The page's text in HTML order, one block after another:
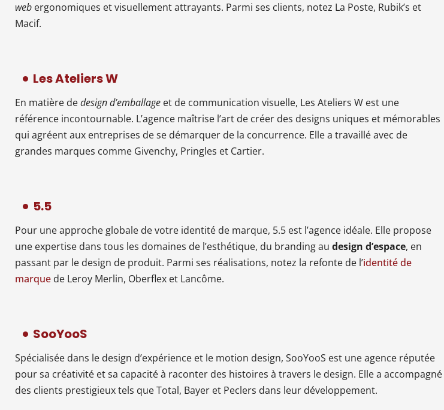
web ergonomiques et visuellement attrayants. Parmi ses clients, notez La Poste, Rubik’s et
Macif.
Les Ateliers W
En matière dedesign d’emballage et de communication visuelle, Les Ateliers W est une
référence incontournable. L’agence maîtrise l’art de créer des designs uniques et mémorables
qui agréent aux entreprises de se démarquer de la concurrence. Elle a travaillé avec de
grandes marques comme Givenchy, Pringles et Cartier.
5.5
Pour une approche globale de votre identité de marque, 5.5 est l’agence idéale. Elle propose
une expertise dans tous les domaines de l’esthétique, du branding au design d’espace, en
passant par le design de produit. Parmi ses réalisations, notez la refonte de l’identité de
marque de Leroy Merlin, Oberflex et Lancôme.
SooYooS
Spécialisée dans le design d’expérience et le motion design, SooYooS est une agence réputée
pour sa créativité et sa capacité à raconter des histoires à travers le design. Elle a accompagné
des clients prestigieux tels que Total, Bayer et Peclers dans leur développement.